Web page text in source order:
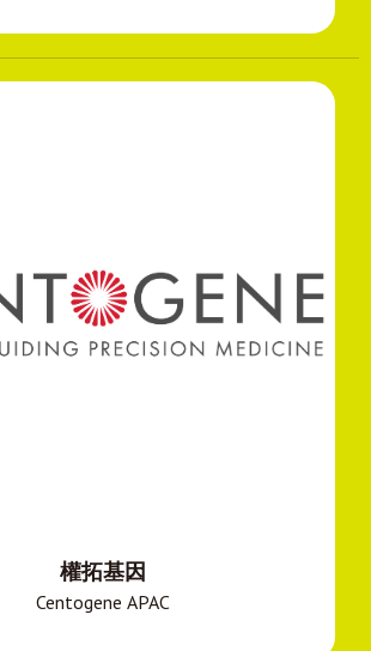
權拓基因
Centogene APAC